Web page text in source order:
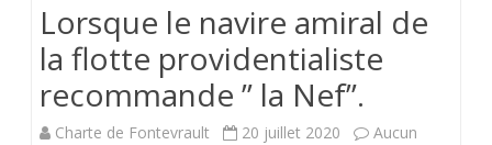
s’applique
aux
royalistes.
Lorsque le navire amiral de
la flotte providentialiste
recommande ” la Nef”.
Charte de Fontevrault 20 juillet 2020
Aucun